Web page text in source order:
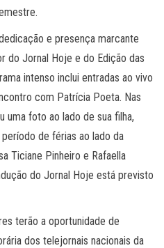
e presença marcante
do Jornal Hoje e do Edição das
intenso inclui entradas ao vivo
com Patrícia Poeta. Nas
uma foto ao lado de sua filha,
de férias ao lado da
Ticiane Pinheiro e Rafaella
do Jornal Hoje está previsto
terão a oportunidade de
dos telejornais nacionais da